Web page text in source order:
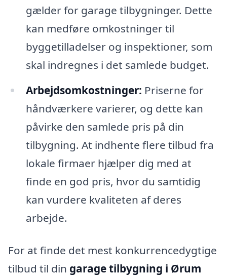
gælder for garage tilbygninger. Dette
kan medføre omkostninger til
byggetilladelser og inspektioner, som
skal indregnes i det samlede budget.
Arbejdsomkostninger: Priserne for
håndværkere varierer, og dette kan
påvirke den samlede pris på din
tilbygning. At indhente flere tilbud fra
lokale firmaer hjælper dig med at
finde en god pris, hvor du samtidig
kan vurdere kvaliteten af deres
arbejde.
For at finde det mest konkurrencedygtige
tilbud til din garage tilbygning i Ørum